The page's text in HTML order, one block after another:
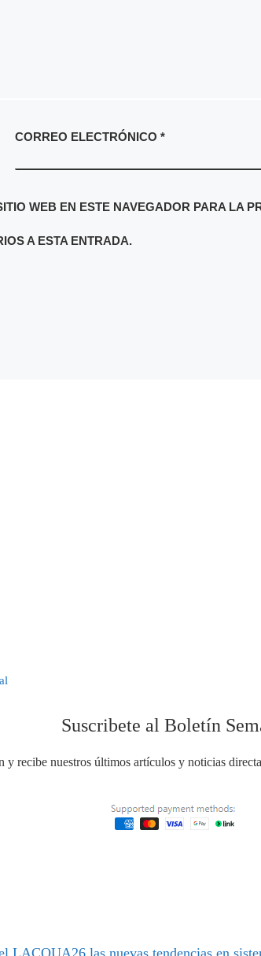
CORREO ELECTRÓNICO *
WEB EN ESTE NAVEGADOR PARA LA
A ESTA ENTRADA.
Suscribete al Boletín
y recibe nuestros últimos artículos y noticias